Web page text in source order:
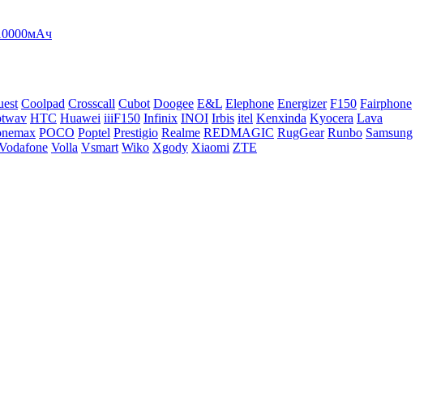
Coolpad Crosscall Cubot Doogee E&L Elephone Energizer F150 Fairphone
HTC Huawei iiiF150 Infinix INOI Irbis itel Kenxinda Kyocera Lava
POCO Poptel Prestigio Realme REDMAGIC RugGear Runbo Samsung
Volla Vsmart Wiko Xgody Xiaomi ZTE